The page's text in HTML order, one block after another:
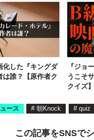
化した『キングダ
は誰？【原作者ク
『ジョ
うこそ
クイズ】
ース # 朝Knock # quiz
この記事をSNSで